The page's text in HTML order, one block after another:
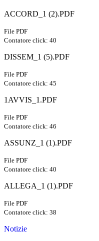
ACCORD_1 (2).PDF
File PDF
Contatore click: 40
DISSEM_1 (5).PDF
File PDF
Contatore click: 45
1AVVIS_1.PDF
File PDF
Contatore click: 46
ASSUNZ_1 (1).PDF
File PDF
Contatore click: 40
ALLEGA_1 (1).PDF
File PDF
Contatore click: 38
Notizie